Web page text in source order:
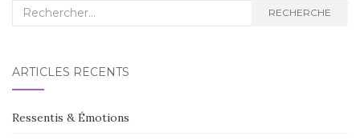
Recherche
RECHERCHE
ARTICLES RÉCENTS
Ressentis & Émotions